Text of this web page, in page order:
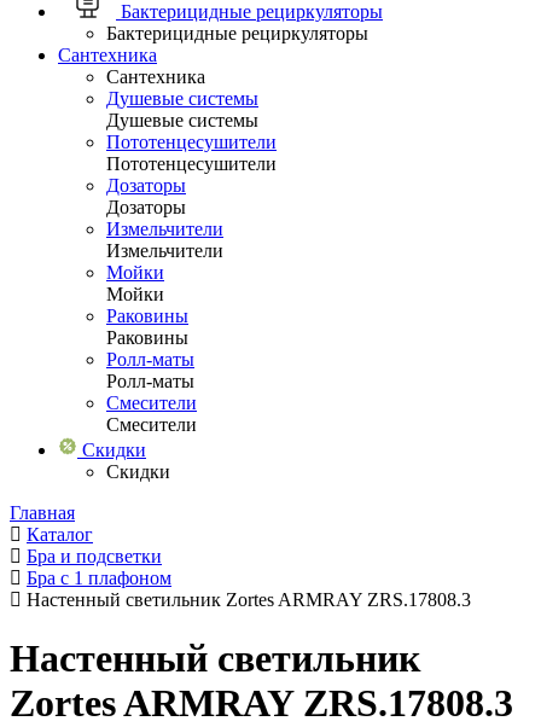
Бактерицидные рециркуляторы
Бактерицидные рециркуляторы
Сантехника
Сантехника
Душевые системы
Душевые системы
Пототенцесушители
Пототенцесушители
Дозаторы
Дозаторы
Измельчители
Измельчители
Мойки
Мойки
Раковины
Раковины
Ролл-маты
Ролл-маты
Смесители
Смесители
Скидки
Скидки
Главная
Каталог
Бра и подсветки
Бра с 1 плафоном
Настенный светильник Zortes ARMRAY ZRS.17808.3
Настенный светильник
Zortes ARMRAY ZRS.17808.3